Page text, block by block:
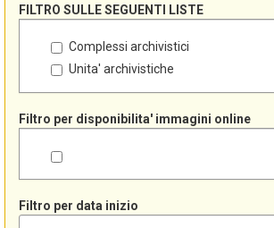
FILTRO SULLE SEGUENTI LISTE
Complessi archivistici
Unita' archivistiche
Filtro per disponibilita' immagini online
Filtro per data inizio